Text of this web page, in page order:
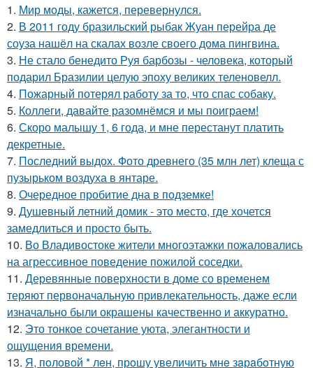
1. Мир моды, кажется, перевернулся.
2. В 2011 году бразильский рыбак Жуан перейра де
соуза нашёл на скалах возле своего дома пингвина.
3. Не стало бенедито Руя барбозы - человека, который
подарил Бразилии целую эпоху великих теленовелл.
4. Пожарный потерял работу за то, что спас собаку.
5. Коллеги, давайте разомнёмся и мы поиграем!
6. Скоро малышу 1, 6 года, и мне перестанут платить
декретные.
7. Последний выдох. Фото древнего (35 млн лет) клеща с
пузырьком воздуха в янтаре.
8. Очередное пробитие дна в подземке!
9. Душевный летний домик - это место, где хочется
замедлиться и просто быть.
10. Во Владивостоке жители многоэтажки пожаловались
на агрессивное поведение пожилой соседки.
11. Деревянные поверхности в доме со временем
теряют первоначальную привлекательность, даже если
изначально были окрашены качественно и аккуратно.
12. Это тонкое сочетание уюта, элегантности и
ощущения времени.
13. Я, пoлoвoй * лeн, прoшу увeличить мнe зaрaбoтную